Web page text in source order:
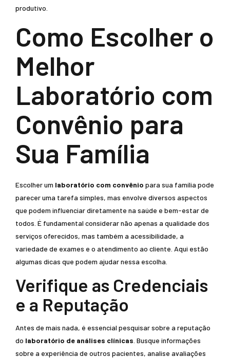
produtivo.
Como Escolher o
Melhor
Laboratório com
Convênio para
Sua Família
Escolher um laboratório com convênio para sua família pode
parecer uma tarefa simples, mas envolve diversos aspectos
que podem influenciar diretamente na saúde e bem-estar de
todos. É fundamental considerar não apenas a qualidade dos
serviços oferecidos, mas também a acessibilidade, a
variedade de exames e o atendimento ao cliente. Aqui estão
algumas dicas que podem ajudar nessa escolha.
Verifique as Credenciais
e a Reputação
Antes de mais nada, é essencial pesquisar sobre a reputação
do laboratório de análises clínicas . Busque informações
sobre a experiência de outros pacientes, analise avaliações